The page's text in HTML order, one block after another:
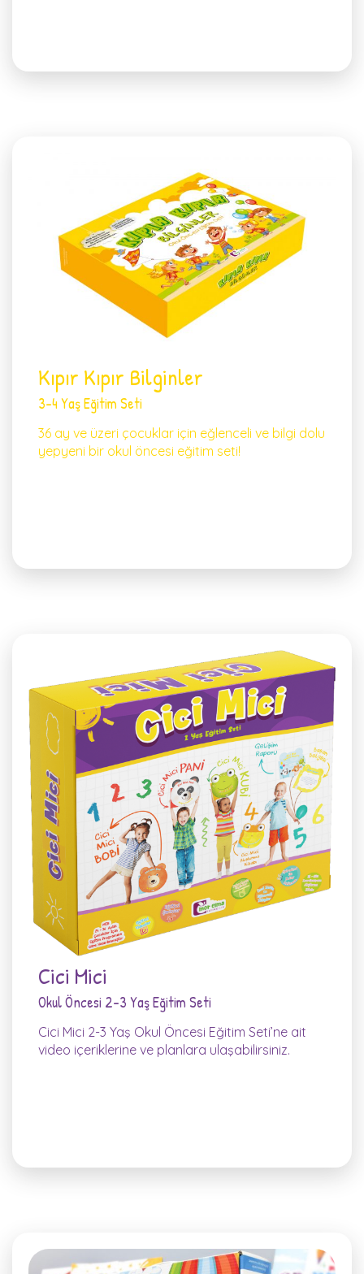
Kıpır Kıpır Bilginler
3-4 Yaş Eğitim Seti
36 ay ve üzeri çocuklar için eğlenceli ve bilgi dolu
yepyeni bir okul öncesi eğitim seti!
Cici Mici
Okul Öncesi 2-3 Yaş Eğitim Seti
Cici Mici 2-3 Yaş Okul Öncesi Eğitim Seti’ne ait
video içeriklerine ve planlara ulaşabilirsiniz.